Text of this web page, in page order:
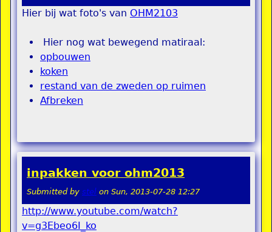
Hier bij wat foto's van OHM2103
Hier nog wat bewegend matiraal:
opbouwen
koken
restand van de zweden op ruimen
Afbreken
inpakken voor ohm2013
Submitted by stel on Sun, 2013-07-28 12:27
http://www.youtube.com/watch?
v=g3Ebeo6I_ko